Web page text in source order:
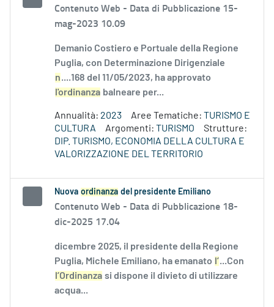
Contenuto Web - Data di Pubblicazione 15-
mag-2023 10.09
Demanio Costiero e Portuale della Regione
Puglia, con Determinazione Dirigenziale
n....168 del 11/05/2023, ha approvato
l'ordinanza balneare per...
Annualità: 2023 Aree Tematiche: TURISMO E
CULTURA
Argomenti: TURISMO
Strutture:
DIP. TURISMO, ECONOMIA DELLA CULTURA E
VALORIZZAZIONE DEL TERRITORIO
Nuova ordinanza del presidente Emiliano
Contenuto Web - Data di Pubblicazione 18-
dic-2025 17.04
dicembre 2025, il presidente della Regione
Puglia, Michele Emiliano, ha emanato l’...Con
l’Ordinanza si dispone il divieto di utilizzare
acqua...